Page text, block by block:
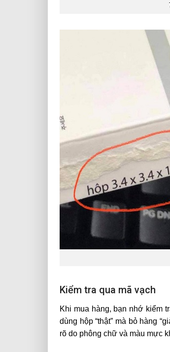
Kiểm tra qua mã vạch
Khi mua hàng, bạn nhớ kiểm
dùng hộp “thật” mà bỏ hàng
rõ do phông chữ và màu mực